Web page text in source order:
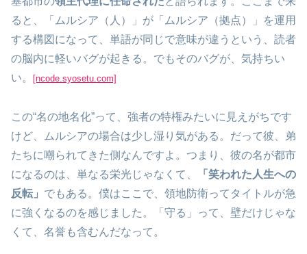
ると、「ムルシア（人）」が「ムルシア（拠点）」を運用
する構図になって、単語が同じで意味が違うという、読者
の脳内に軽いバグが起きる。でもそのバグが、気持ちい
い。
[ncode.syosetu.com]
この“名の地名化”って、強者の特権みたいに見えがちです
けど、ムルシアの場合は少し湿り気がある。だって彼、弟
たちに嘲られてきた側なんですよ。つまり、彼の名が都市
になるのは、単なる栄光じゃなくて、
「笑われた人生への
反転」 でもある。僕はここで、領地防衛ってタイトルが急
に強くなるのを感じました。「守る」って、壁だけじゃな
くて、名誉も含むんだなって。